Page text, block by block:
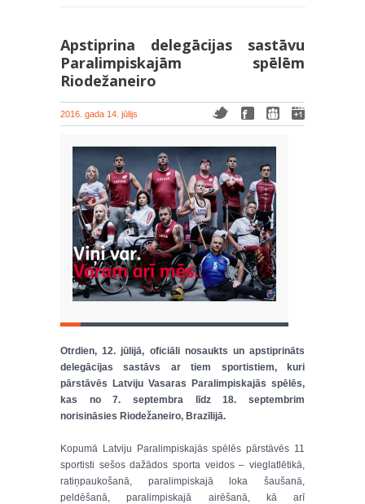
Apstiprina delegācijas sastāvu
Paralimpiskajām spēlēm
Riodežaneiro
2016. gada 14. jūlijs
Otrdien, 12. jūlijā, oficiāli nosaukts un apstiprināts
delegācijas sastāvs ar tiem sportistiem, kuri
pārstāvēs Latviju Vasaras Paralimpiskajās spēlēs,
kas no 7. septembra līdz 18. septembrim
norisināsies Riodežaneiro, Brazīlijā.
Kopumā Latviju Paralimpiskajās spēlēs pārstāvēs 11
sportisti sešos dažādos sporta veidos – vieglatlētikā,
ratiņpaukošanā, paralimpiskajā loka šaušanā,
peldēšanā, paralimpiskajā airēšanā, kā arī